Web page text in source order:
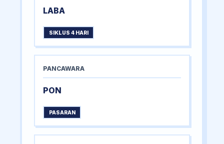
LABA
SIKLUS 4 HARI
PANCAWARA
PON
PASARAN